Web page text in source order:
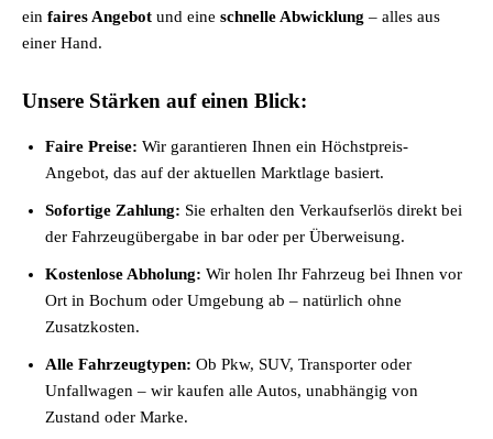
ein faires Angebot und eine schnelle Abwicklung – alles aus
einer Hand.
Unsere Stärken auf einen Blick:
Faire Preise: Wir garantieren Ihnen ein Höchstpreis-
Angebot, das auf der aktuellen Marktlage basiert.
Sofortige Zahlung: Sie erhalten den Verkaufserlös direkt bei
der Fahrzeugübergabe in bar oder per Überweisung.
Kostenlose Abholung: Wir holen Ihr Fahrzeug bei Ihnen vor
Ort in Bochum oder Umgebung ab – natürlich ohne
Zusatzkosten.
Alle Fahrzeugtypen: Ob Pkw, SUV, Transporter oder
Unfallwagen – wir kaufen alle Autos, unabhängig von
Zustand oder Marke.